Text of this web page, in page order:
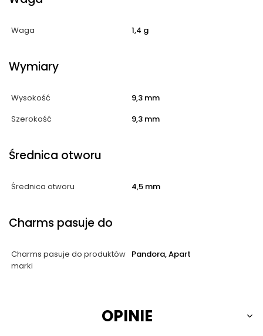
Waga 1,4 g
Wymiary
Wysokość
9,3 mm
Szerokość
9,3 mm
Średnica otworu
Średnica otworu 4,5 mm
Charms pasuje do
Charms pasuje do produktów
marki
Pandora, Apart
OPINIE